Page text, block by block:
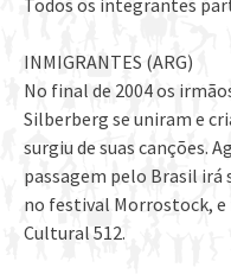
Todos os integrantes
INMIGRANTES (ARG)
No final de 2004 os
Silberberg se uniram e
surgiu de suas canções.
passagem pelo Brasil irá
no festival Morrostock, e
Cultural 512.